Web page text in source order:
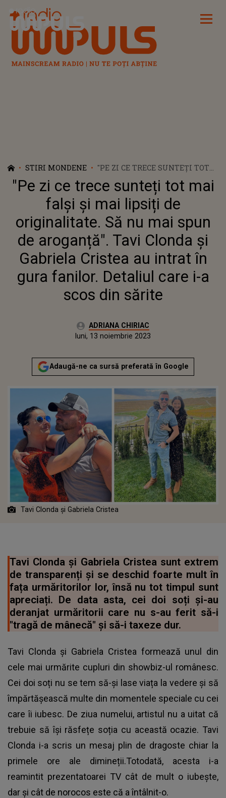
Radio Impuls
STIRI MONDENE
"PE ZI CE TRECE SUNTEȚI TOT
MAI FALȘI ȘI MAI LIPSIȚI DE
ORIGINALITATE. SĂ NU MAI
SPUN DE AROGANȚĂ". TAVI
CLONDA ȘI GABRIELA CRISTEA
AU INTRAT ÎN GURA FANILOR.
DETALIUL CARE I-A SCOS DIN
SĂRITE
"Pe zi ce trece sunteți tot mai
falși și mai lipsiți de
originalitate. Să nu mai spun
de aroganță". Tavi Clonda și
Gabriela Cristea au intrat în
gura fanilor. Detaliul care i-a
scos din sărite
Autor:ADRIANA CHIRIAC
luni, 13 noiembrie 2023Actualizat:
luni, 13 noiembrie 2023
Adaugă-ne ca sursă preferată în Google
Tavi Clonda și Gabriela Cristea
Tavi Clonda și Gabriela Cristea sunt extrem
de transparenți și se deschid foarte mult în
fața urmăritorilor lor, însă nu tot timpul sunt
apreciați. De data asta, cei doi soți și-au
deranjat urmăritorii care nu s-au ferit să-i
"tragă de mânecă" și să-i taxeze dur.
Tavi Clonda și Gabriela Cristea formează unul din
cele mai urmărite cupluri din showbiz-ul românesc.
Cei doi soți nu se tem să-și lase viața la vedere și să
împărtășească multe din momentele speciale cu cei
care îi iubesc. De ziua numelui, artistul nu a uitat că
trebuie să își răsfețe soția cu această ocazie. Tavi
Clonda i-a scris un mesaj plin de dragoste chiar la
primele ore ale dimineții.Totodată, acesta i-a
reamintit prezentatoarei TV cât de mult o iubește,
dar și cât de norocos este că a întâlnit-o.